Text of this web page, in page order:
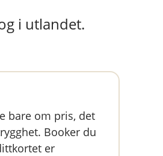
i utlandet.
bare om pris, det
Booker du
er